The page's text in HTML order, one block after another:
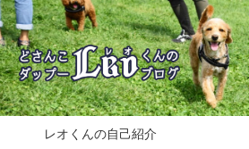
レオくんの自己紹介